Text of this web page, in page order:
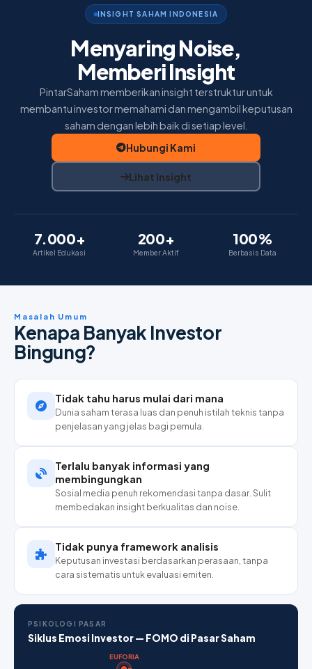
Membership
Tentang Kami
INSIGHT SAHAM INDONESIA
Menyaring Noise,
Memberi Insight
PintarSaham memberikan insight terstruktur untuk
membantu investor memahami dan mengambil keputusan
saham dengan lebih baik di setiap level.
Hubungi Kami
Lihat Insight
7.000+
Artikel Edukasi
200+
Member Aktif
100%
Berbasis Data
Masalah Umum
Kenapa Banyak Investor
Bingung?
Tidak tahu harus mulai dari mana
Dunia saham terasa luas dan penuh istilah teknis tanpa
penjelasan yang jelas bagi pemula.
Terlalu banyak informasi yang
membingungkan
Sosial media penuh rekomendasi tanpa dasar. Sulit
membedakan insight berkualitas dan noise.
Tidak punya framework analisis
Keputusan investasi berdasarkan perasaan, tanpa
cara sistematis untuk evaluasi emiten.
PSIKOLOGI PASAR
Siklus Emosi Investor — FOMO di Pasar Saham
EUFORIA